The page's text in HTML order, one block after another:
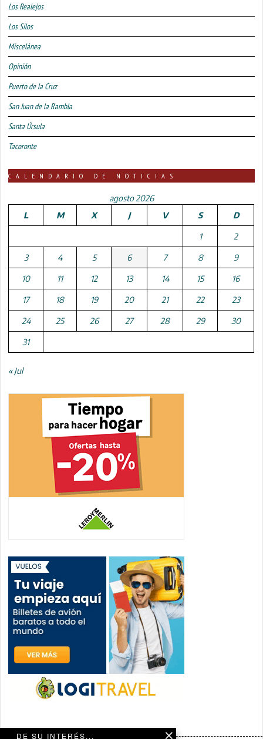
DE SU INTERÉS...
Los Realejos
Los Silos
Miscelánea
Opinión
Puerto de la Cruz
San Juan de la Rambla
Santa Úrsula
Tacoronte
CALENDARIO DE NOTICIAS
agosto 2026
L
M X J V S D
1 2
3 4 5 6 7 8 9
10 11 12 13 14 15 16
17 18 19 20 21 22 23
24 25 26 27 28 29 30
31
« Jul